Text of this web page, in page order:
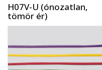
H07V-U (ónozatlan,
tömör ér)